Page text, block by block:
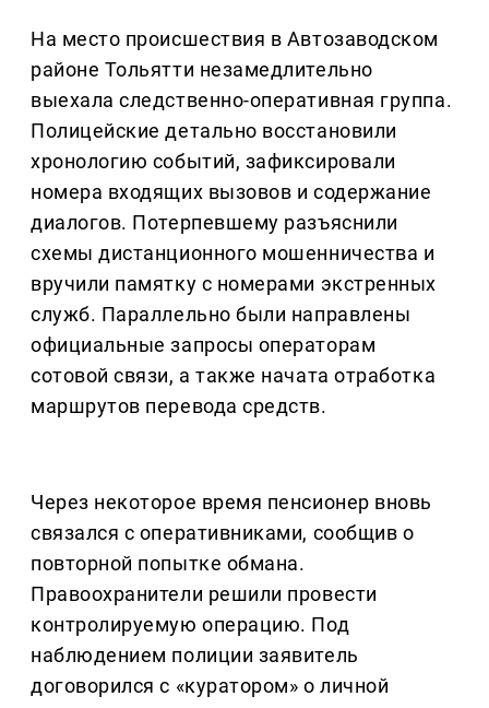
На место происшествия в Автозаводском
районе Тольятти незамедлительно
выехала следственно-оперативная группа.
Полицейские детально восстановили
хронологию событий, зафиксировали
номера входящих вызовов и содержание
диалогов. Потерпевшему разъяснили
схемы дистанционного мошенничества и
вручили памятку с номерами экстренных
служб. Параллельно были направлены
официальные запросы операторам
сотовой связи, а также начата отработка
маршрутов перевода средств.
Через некоторое время пенсионер вновь
связался с оперативниками, сообщив о
повторной попытке обмана.
Правоохранители решили провести
контролируемую операцию. Под
наблюдением полиции заявитель
договорился с «куратором» о личной